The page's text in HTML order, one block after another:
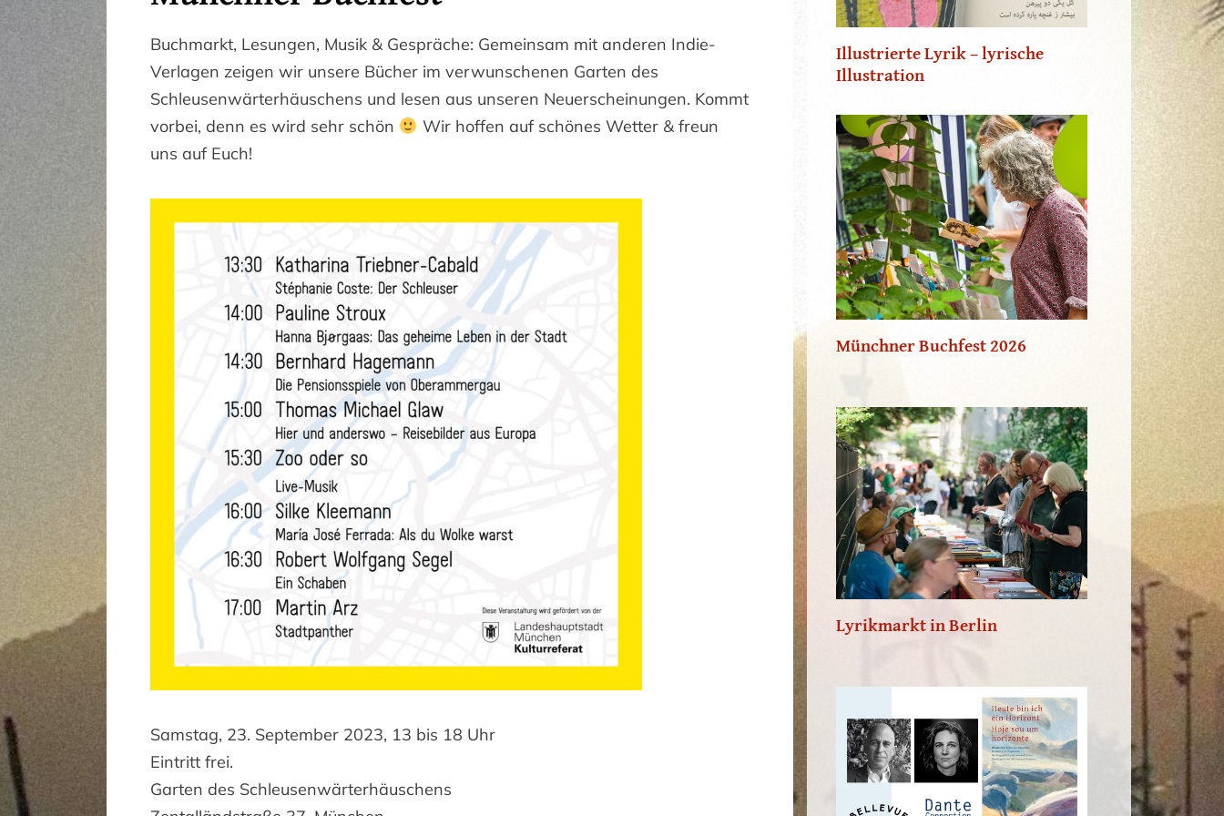
Buchmarkt, Lesungen, Musik & Gespräche: Gemeinsam mit anderen Indie-
Verlagen zeigen wir unsere Bücher im verwunschenen Garten des
Schleusenwärterhäuschens und lesen aus unseren Neuerscheinungen. Kommt
vorbei, denn es wird sehr schön
Wir hoffen auf schönes Wetter & freun
uns auf Euch!
Samstag, 23. September 2023, 13 bis 18 Uhr
Eintritt frei.
Garten des Schleusenwärterhäuschens
Illustrierte Lyrik – lyrische
Illustration
Münchner Buchfest 2026
Lyrikmarkt in Berlin